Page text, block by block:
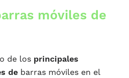
móviles de
de los principales
de barras móviles en el